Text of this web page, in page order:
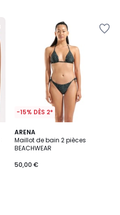
-15% DÈS 2*
ARENA
Maillot de bain 2 pièces
BEACHWEAR
50,00 €